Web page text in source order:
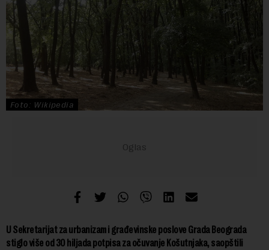
Foto: Wikipedia
U Sekretarijat za urbanizam i građevinske poslove Grada Beograda
stiglo više od 30 hiljada potpisa za očuvanje Košutnjaka, saopštili